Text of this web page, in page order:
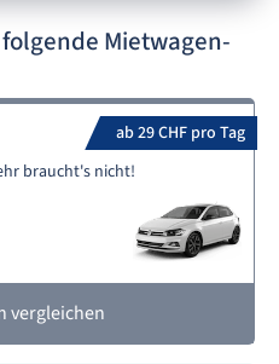
Mietwagen-
ab 29 CHF pro Tag
braucht's nicht!
vergleichen